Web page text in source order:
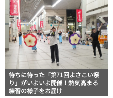
待ちに待った「第71回よさこい祭
り」がいよいよ開催！熱気高まる
練習の様子をお届け